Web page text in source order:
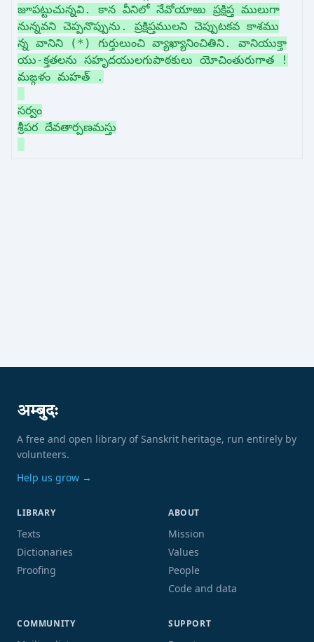
జూపట్టుచున్నవి. కాన వీనిలో నేవోయాఱు ప్రక్షిప్త ములుగా
నున్నవని చెప్పనొప్పును. ప్రక్షిప్తములని చెప్పుటకవ కాశము
న్న వానిని (*) గుర్తులుంచి వ్యాఖ్యానించితిని. వానియుక్తా
యు-క్తతలను సహృదయులగుపాఠకులు యోచింతురుగాత !
మఙ్గళం మహత్ .
సర్వం
శ్రీపర దేవతార్పణమస్తు
अम्बुदः
A free and open library of Sanskrit heritage, run entirely by
volunteers.
Help us grow →
LIBRARY
Texts
Dictionaries
Proofing
ABOUT
Mission
Values
People
Code and data
COMMUNITY SUPPORT